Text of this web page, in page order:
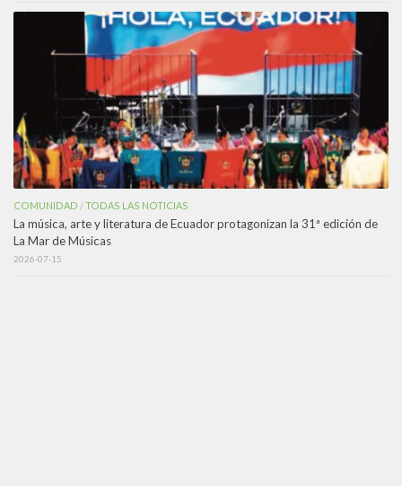
COMUNIDAD /TODAS LAS NOTICIAS
La música, arte y literatura de Ecuador protagonizan la 31ª edición de
La Mar de Músicas
2026-07-15